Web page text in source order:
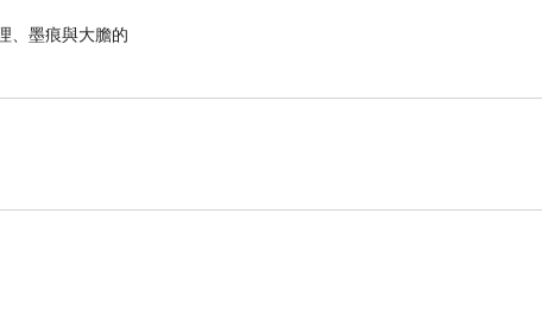
、墨痕與大膽的